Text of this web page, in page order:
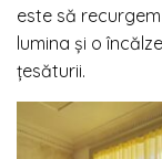
este să
lumina și o
țesăturii.